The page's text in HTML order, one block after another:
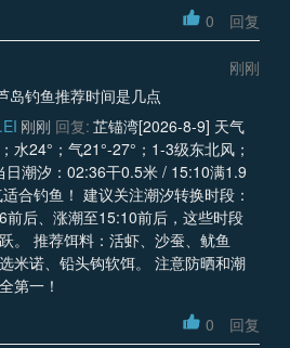
0 回复
刚刚
岛钓鱼推荐时间是几点
刚刚 回复: 芷锚湾[2026-8-9] 天气
水24°；气21°-27°；1-3级东北风；
日潮汐：02:36干0.5米 / 15:10满1.9
前后、涨潮至15:10前后，这些时段
。 推荐饵料：活虾、沙蚕、鱿鱼
米诺、铅头钩软饵。 注意防晒和潮
第一！
0 回复